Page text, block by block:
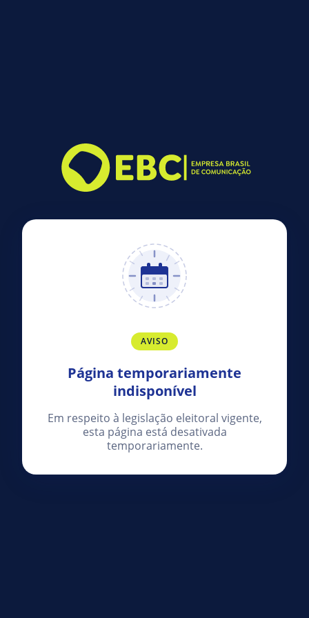
AVISO
Página temporariamente
indisponível
Em respeito à legislação eleitoral vigente,
esta página está desativada
temporariamente.